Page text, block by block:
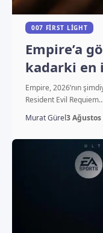
007 FIRST LIGHT
Empire’a
kadarki en
Empire, 2026’nın
Resident Evil
Murat Gürel3 Ağustos